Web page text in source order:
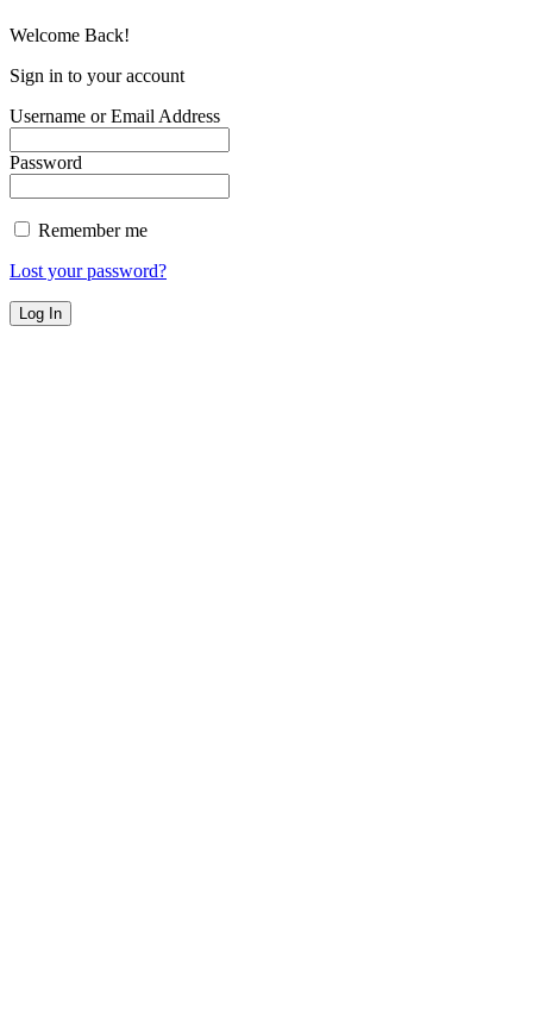
Welcome Back!
Sign in to your account
Username or Email Address
Password
Remember me
Lost your password?